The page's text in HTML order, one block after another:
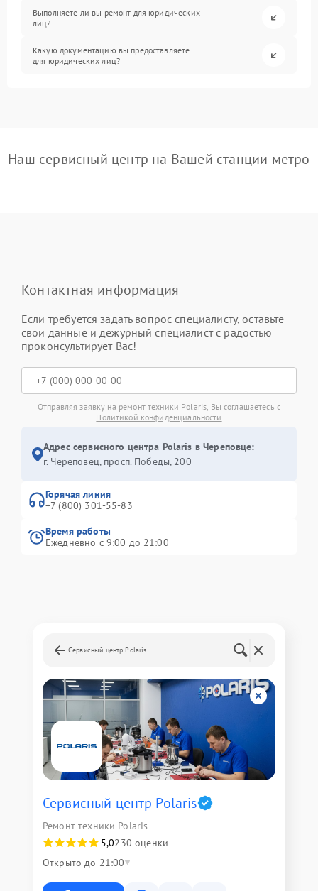
Выполняете ли вы ремонт для юридических
лиц?
Какую документацию вы предоставляете
для юридических лиц?
Наш сервисный центр на Вашей станции метро
Контактная информация
Если требуется задать вопрос специалисту, оставьте
свои данные и дежурный специалист с радостью
проконсультирует Вас!
Отправляя заявку на ремонт техники Polaris, Вы соглашаетесь с
Политикой конфиденциальности
Адрес сервисного центра Polaris в Череповце:
г. Череповец, просп. Победы, 200
Горячая линия
+7 (800) 301-55-83
Время работы
Ежедневно с 9:00 до 21:00
Сервисный центр Polaris
Сервисный центр Polaris
Ремонт техники Polaris
5,0230 оценки
Открыто до 21:00